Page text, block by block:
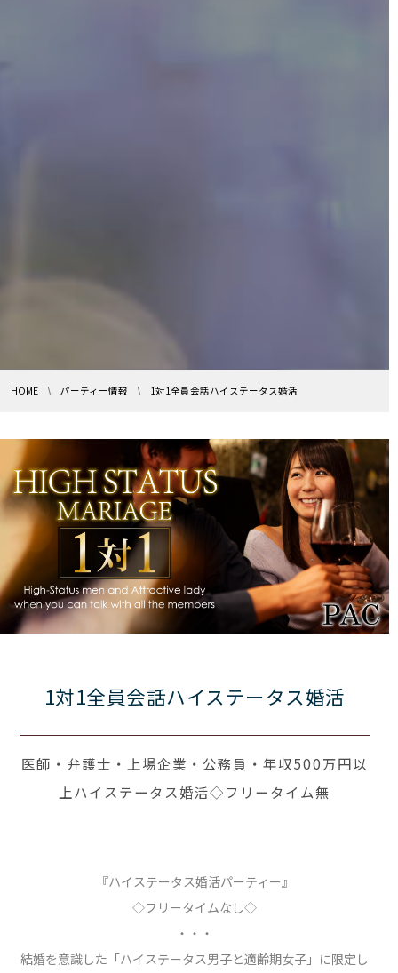
HOME パーティー情報 1対1全員会話ハイステータス婚活
1対1全員会話ハイステータス婚活
医師・弁護士・上場企業・公務員・年収500万円以
上ハイステータス婚活◇フリータイム無
『ハイステータス婚活パーティー』
◇フリータイムなし◇
・・・
結婚を意識した「ハイステータス男子と適齢期女子」に限定し